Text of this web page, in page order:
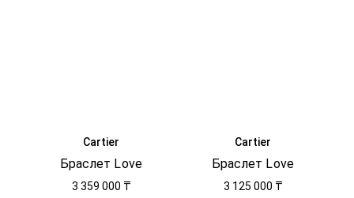
Cartier
Браслет Love
3 359 000 ₸
Cartier
Браслет Love
3 125 000 ₸